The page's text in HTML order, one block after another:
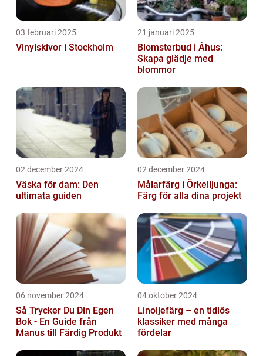
03 februari 2025
Vinylskivor i Stockholm
21 januari 2025
Blomsterbud i Åhus:
Skapa glädje med
blommor
02 december 2024
Väska för dam: Den
ultimata guiden
02 december 2024
Målarfärg i Örkelljunga:
Färg för alla dina projekt
06 november 2024
Så Trycker Du Din Egen
Bok - En Guide från
Manus till Färdig Produkt
04 oktober 2024
Linoljefärg – en tidlös
klassiker med många
fördelar